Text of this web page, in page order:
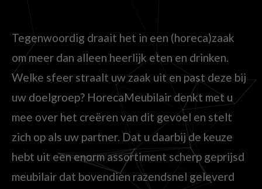
Tegenwoordig draait het in een (horeca)zaak
om meer dan alleen heerlijk eten en drinken.
Welke sfeer straalt uw zaak uit en past deze bij
uw doelgroep? HorecaMeubilair denkt met u
mee over het creëren van dit gevoel en stelt
zich op als uw partner. Dat u daarbij de keuze
hebt uit een enorm assortiment scherp geprijsd
meubilair dat bovendien razendsnel geleverd